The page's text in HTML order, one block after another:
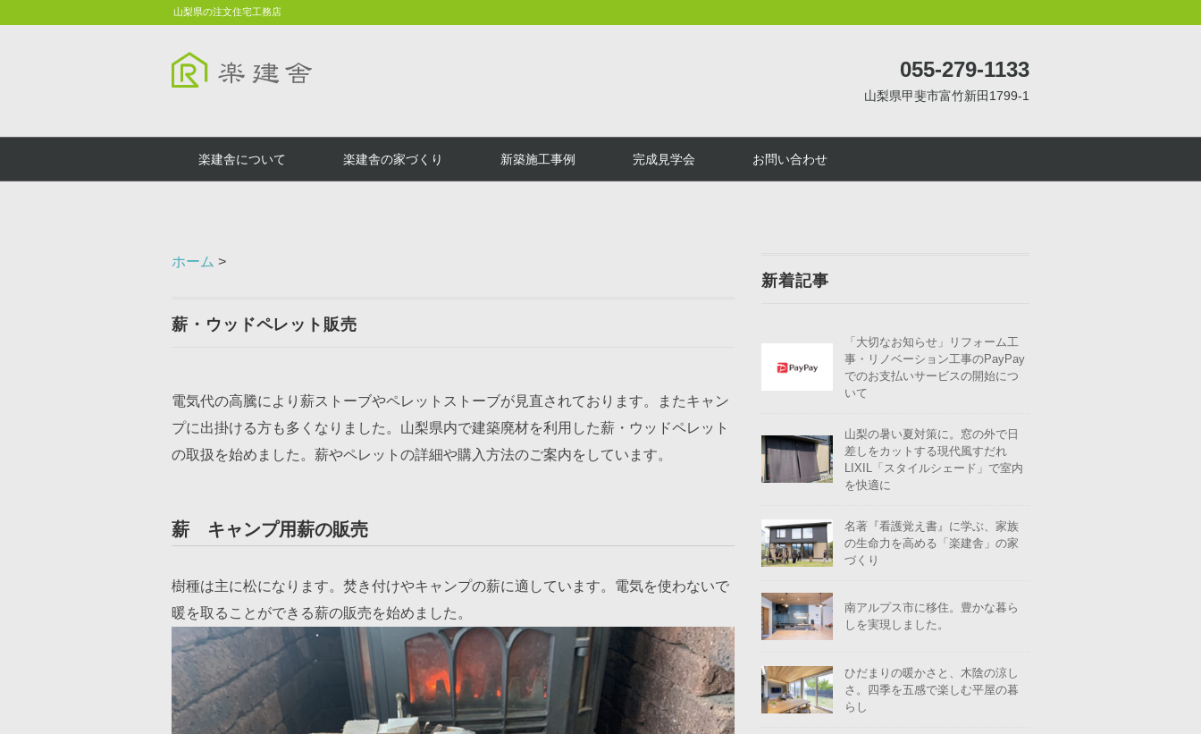
山梨県の注文住宅工務店
055-279-1133
山梨県甲斐市富竹新田1799-1
楽建舎について 楽建舎の家づくり 新築施工事例 完成見学会 お問い合わせ
ホーム >
薪・ウッドペレット販売
電気代の高騰により薪ストーブやペレットストーブが見直されております。またキャン
プに出掛ける方も多くなりました。山梨県内で建築廃材を利用した薪・ウッドペレット
の取扱を始めました。薪やペレットの詳細や購入方法のご案内をしています。
薪 キャンプ用薪の販売
樹種は主に松になります。焚き付けやキャンプの薪に適しています。電気を使わないで
暖を取ることができる薪の販売を始めました。
新着記事
「大切なお知らせ」リフォーム工
事・リノベーション工事のPayPay
でのお支払いサービスの開始につ
いて
山梨の暑い夏対策に。窓の外で日
差しをカットする現代風すだれ
LIXIL「スタイルシェード」で室内
を快適に
名著『看護覚え書』に学ぶ、家族
の生命力を高める「楽建舎」の家
づくり
南アルプス市に移住。豊かな暮ら
しを実現しました。
ひだまりの暖かさと、木陰の涼し
さ。四季を五感で楽しむ平屋の暮
らし